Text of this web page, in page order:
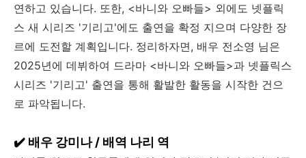
연하고 있습니다. 또한, <바니와 오빠들> 외에도 넷플릭
스 새 시리즈 '기리고'에도 출연을 확정 지으며 다양한 장
르에 도전할 계획입니다. 정리하자면, 배우 전소영 님은
2025년에 데뷔하여 드라마 <바니와 오빠들>과 넷플릭스
시리즈 '기리고' 출연을 통해 활발한 활동을 시작한 건으
로 파악됩니다.
✔️ 배우 강미나 / 배역 나리 역